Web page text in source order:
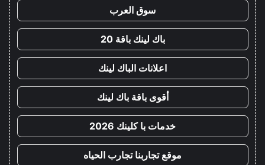
سوق العرب
باك لينك باقة 20
اعلانات الباك لينك
أقوى باقة باك لينك
خدمات با كلينك 2026
موقع تجاربنا تجارب الحياه